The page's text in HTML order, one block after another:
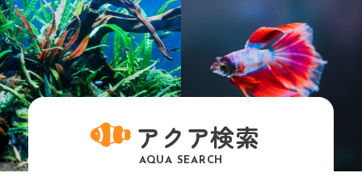
アクア検索
AQUA SEARCH